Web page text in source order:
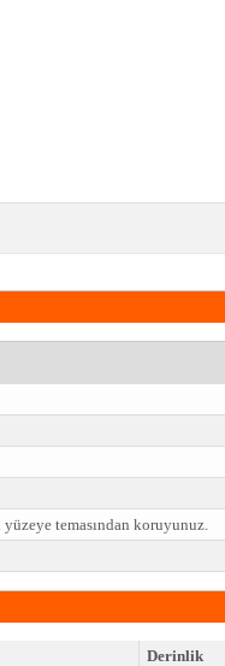
temasından koruyunuz.
Derinlik